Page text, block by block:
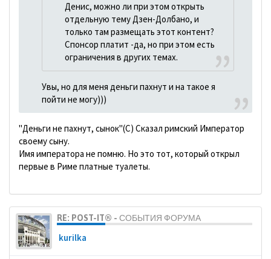
Денис, можно ли при этом открыть
отдельную тему Дзен-Долбано, и
только там размещать этот контент?
Спонсор платит -да, но при этом есть
ограничения в других темах.
Увы, но для меня деньги пахнут и на такое я
пойти не могу)))
"Деньги не пахнут, сынок"(С) Сказал римский Император
своему сыну.
Имя императора не помню. Но это тот, который открыл
первые в Риме платные туалеты.
RE: POST-IT® - СОБЫТИЯ ФОРУМА
kurilka